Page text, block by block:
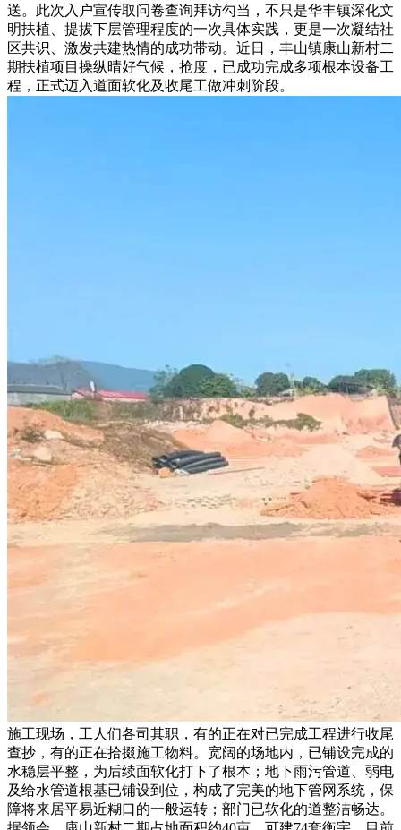
送。此次入户宣传取问卷查询拜访勾当，不只是华丰镇深化文
明扶植、提拔下层管理程度的一次具体实践，更是一次凝结社
区共识、激发共建热情的成功带动。近日，丰山镇康山新村二
期扶植项目操纵晴好气候，抢度，已成功完成多项根本设备工
程，正式迈入道面软化及收尾工做冲刺阶段。
施工现场，工人们各司其职，有的正在对已完成工程进行收尾
查抄，有的正在拾掇施工物料。宽阔的场地内，已铺设完成的
水稳层平整，为后续面软化打下了根本；地下雨污管道、弱电
及给水管道根基已铺设到位，构成了完美的地下管网系统，保
障将来居平易近糊口的一般运转；部门已软化的道整洁畅达。